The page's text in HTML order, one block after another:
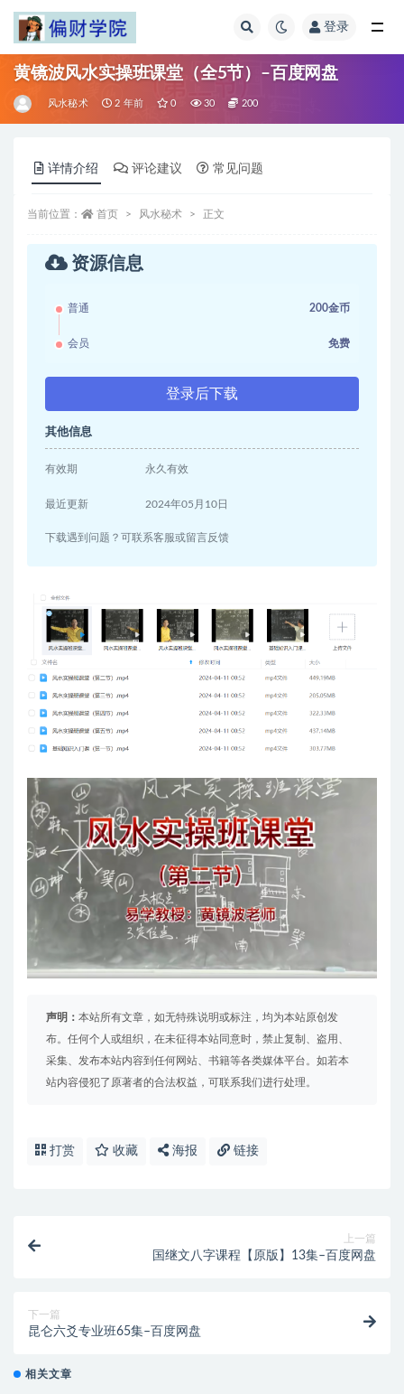
登录
黄镜波风水实操班课堂（全5节）–百度网盘
风水秘术 2 年前 0 30 200
详情介绍 评论建议 常见问题
当前位置： 首页 风水秘术 正文
资源信息
普通 200金币
会员 免费
登录后下载
其他信息
有效期 永久有效
最近更新 2024年05月10日
下载遇到问题？可联系客服或留言反馈
声明： 本站所有文章，如无特殊说明或标注，均为本站原创发
布。任何个人或组织，在未征得本站同意时，禁止复制、盗用、
采集、发布本站内容到任何网站、书籍等各类媒体平台。如若本
站内容侵犯了原著者的合法权益，可联系我们进行处理。
打赏 收藏 海报 链接
上一篇
国继文八字课程【原版】13集–百度网盘
下一篇
昆仑六爻专业班65集–百度网盘
相关文章